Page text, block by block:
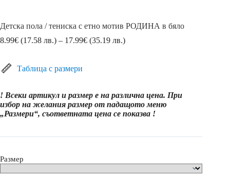
Детска пола / тениска с етно мотив РОДИНА в бяло
8.99€ (17.58 лв.) – 17.99€ (35.19 лв.)Price
17.99€
(35.19
лв.)
Таблица с размери
! Всеки артикул и размер е на различна цена. При
избор на желания размер от падащото меню
„Размери“, съответната цена се показва !
Размер